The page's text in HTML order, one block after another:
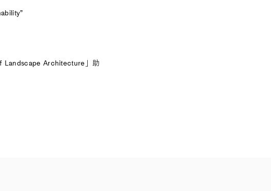
Landscape Architecture」助